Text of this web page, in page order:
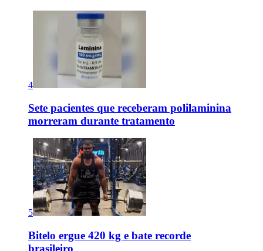
4
Sete pacientes que receberam polilaminina
morreram durante tratamento
5
Bitelo ergue 420 kg e bate recorde
brasileiro